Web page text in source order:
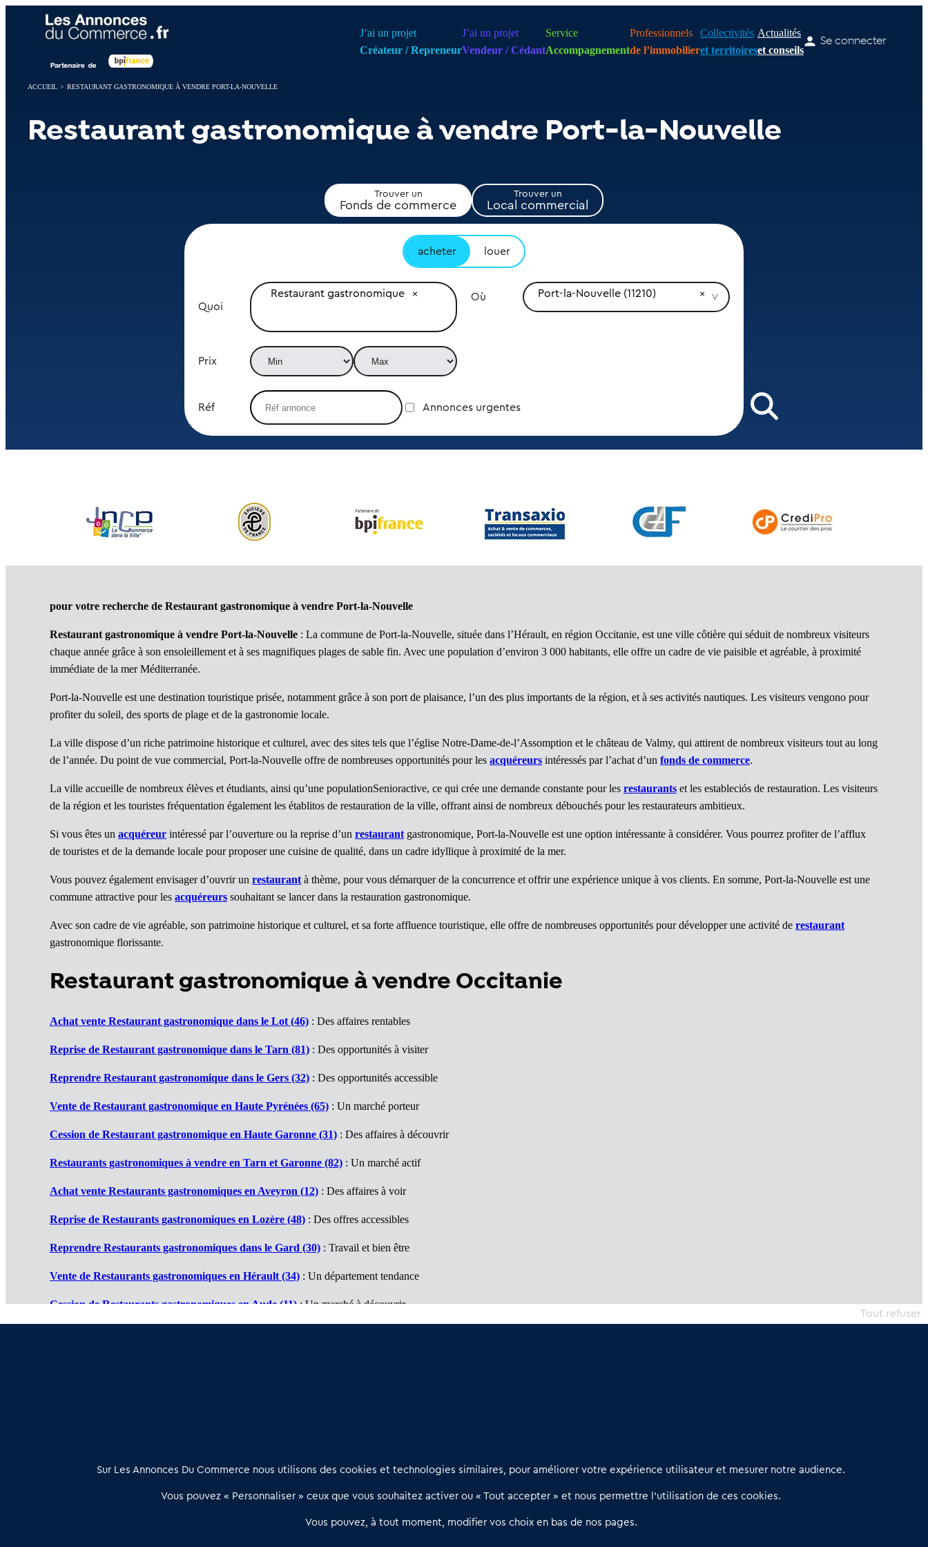
J’ai un projet
Créateur / Repreneur
J’ai un projet
Vendeur / Cédant
Service
Accompagnement
Professionnels
de l’immobilier
Collectivités
et territoires
Actualités
et conseils
Se connecter
ACCUEIL > RESTAURANT GASTRONOMIQUE À VENDRE PORT-LA-NOUVELLE
Restaurant gastronomique à vendre Port-la-Nouvelle
Trouver un
Fonds de commerce
Trouver un
Local commercial
acheter louer
Quoi
Restaurant gastronomique Où Port-la-Nouvelle (11210)
Prix
Réf Annonces urgentes
pour votre recherche de Restaurant gastronomique à vendre Port-la-Nouvelle
Restaurant gastronomique à vendre Port-la-Nouvelle : La commune de Port-la-Nouvelle, située dans l’Hérault, en région Occitanie, est une ville côtière qui séduit de nombreux visiteurs
chaque année grâce à son ensoleillement et à ses magnifiques plages de sable fin. Avec une population d’environ 3 000 habitants, elle offre un cadre de vie paisible et agréable, à proximité
immédiate de la mer Méditerranée.
Port-la-Nouvelle est une destination touristique prisée, notamment grâce à son port de plaisance, l’un des plus importants de la région, et à ses activités nautiques. Les visiteurs vengono pour
profiter du soleil, des sports de plage et de la gastronomie locale.
La ville dispose d’un riche patrimoine historique et culturel, avec des sites tels que l’église Notre-Dame-de-l’Assomption et le château de Valmy, qui attirent de nombreux visiteurs tout au long
de l’année. Du point de vue commercial, Port-la-Nouvelle offre de nombreuses opportunités pour les acquéreurs intéressés par l’achat d’un fonds de commerce.
La ville accueille de nombreux élèves et étudiants, ainsi qu’une populationSenioractive, ce qui crée une demande constante pour les restaurants et les estableciós de restauration. Les visiteurs
de la région et les touristes fréquentation également les établitos de restauration de la ville, offrant ainsi de nombreux débouchés pour les restaurateurs ambitieux.
Si vous êtes un acquéreur intéressé par l’ouverture ou la reprise d’un restaurant gastronomique, Port-la-Nouvelle est une option intéressante à considérer. Vous pourrez profiter de l’afflux
de touristes et de la demande locale pour proposer une cuisine de qualité, dans un cadre idyllique à proximité de la mer.
Vous pouvez également envisager d’ouvrir un restaurant à thème, pour vous démarquer de la concurrence et offrir une expérience unique à vos clients. En somme, Port-la-Nouvelle est une
commune attractive pour les acquéreurs souhaitant se lancer dans la restauration gastronomique.
Avec son cadre de vie agréable, son patrimoine historique et culturel, et sa forte affluence touristique, elle offre de nombreuses opportunités pour développer une activité de restaurant
gastronomique florissante.
Restaurant gastronomique à vendre Occitanie
Achat vente Restaurant gastronomique dans le Lot (46) : Des affaires rentables
Reprise de Restaurant gastronomique dans le Tarn (81) : Des opportunités à visiter
Reprendre Restaurant gastronomique dans le Gers (32) : Des opportunités accessible
Vente de Restaurant gastronomique en Haute Pyrénées (65) : Un marché porteur
Cession de Restaurant gastronomique en Haute Garonne (31) : Des affaires à découvrir
Restaurants gastronomiques à vendre en Tarn et Garonne (82) : Un marché actif
Achat vente Restaurants gastronomiques en Aveyron (12) : Des affaires à voir
Reprise de Restaurants gastronomiques en Lozère (48) : Des offres accessibles
Reprendre Restaurants gastronomiques dans le Gard (30) : Travail et bien être
Vente de Restaurants gastronomiques en Hérault (34) : Un département tendance
Cession de Restaurants gastronomiques en Aude (11): Un marché à découvrir
relation qualifiée conçu pour les acteurs de l’immobilier commercial
02 54 56 03 17
Contactez-nous
Notre solution
Offres Pro
Petitscommerces : Un partenariat au service du commerce de
Panneau de gestion des cookies
Sur Les Annonces Du Commerce nous utilisons des cookies et technologies similaires, pour améliorer votre expérience utilisateur et mesurer notre audience.
Vous pouvez « Personnaliser » ceux que vous souhaitez activer ou « Tout accepter » et nous permettre l’utilisation de ces cookies.
Vous pouvez, à tout moment, modifier vos choix en bas de nos pages.
Tout refuser